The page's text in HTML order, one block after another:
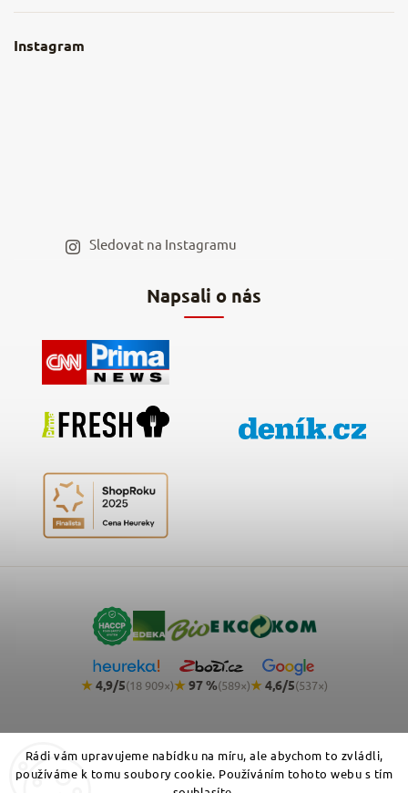
Rádi vám upravujeme nabídku na míru, ale abychom to zvládli,
používáme k tomu soubory cookie. Používáním tohoto webu s tím
Obchodní podmínky
Nejčastější dotazy
Napsali o nás
Instagram
Sledovat na Instagramu
Hodnocení obchodu
★4,9/5(18 909×)★97 %(589×)★4,6/5(537×)